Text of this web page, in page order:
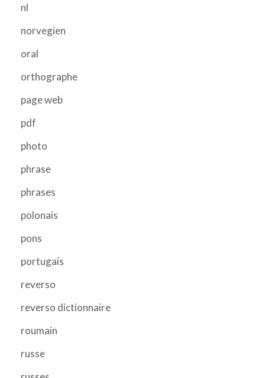
nl
norvegien
oral
orthographe
page web
pdf
photo
phrase
phrases
polonais
pons
portugais
reverso
reverso dictionnaire
roumain
russe